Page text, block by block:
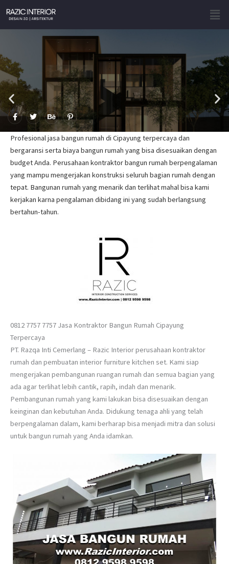
content
F
a
e
b
o
k
f
T
w
t
t
e
B
e
h
a
n
c
P
i
n
t
e
r
e
s
-
p
Profesional jasa bangun rumah di Cipayung terpercaya dan
bergaransi serta biaya bangun rumah yang bisa disesuaikan dengan
budget Anda. Perusahaan kontraktor bangun rumah berpengalaman
yang mampu mengerjakan konstruksi seluruh bagian rumah dengan
tepat. Bangunan rumah yang menarik dan terlihat mahal bisa kami
kerjakan karna pengalaman dibidang ini yang sudah berlangsung
bertahun-tahun.
0812 7757 7757 Jasa Kontraktor Bangun Rumah Cipayung
Terpercaya
PT. Razqa Inti Cemerlang – Razic Interior perusahaan kontraktor
rumah dan pembuatan interior furniture kitchen set. Kami siap
mengerjakan pembangunan ruangan rumah dan semua bagian yang
ada agar terlihat lebih cantik, rapih, indah dan menarik.
Pembangunan rumah yang kami lakukan bisa disesuaikan dengan
keinginan dan kebutuhan Anda. Didukung tenaga ahli yang telah
berpengalaman dalam, kami berharap bisa menjadi mitra dan solusi
untuk bangun rumah yang Anda idamkan.